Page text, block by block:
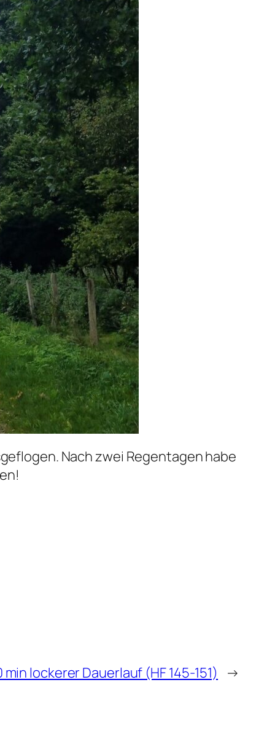
Nach zwei Regentagen habe
lockerer Dauerlauf (HF 145-151) →